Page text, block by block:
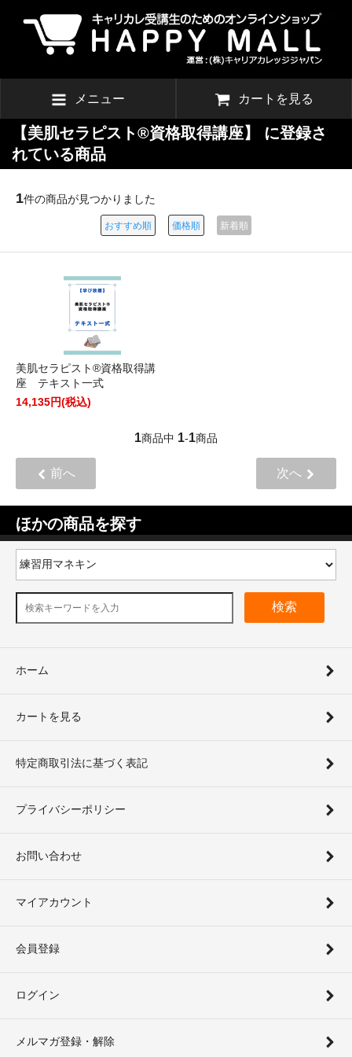
メニュー カートを見る
【美肌セラピスト®資格取得講座】 に登録さ
れている商品
1件の商品が見つかりました
おすすめ順 価格順 新着順
美肌セラピスト®資格取得講
座 テキスト一式
14,135円(税込)
1商品中 1-1商品
前へ 次へ
ほかの商品を探す
検索
ホーム
カートを見る
特定商取引法に基づく表記
プライバシーポリシー
お問い合わせ
マイアカウント
会員登録
ログイン
メルマガ登録・解除